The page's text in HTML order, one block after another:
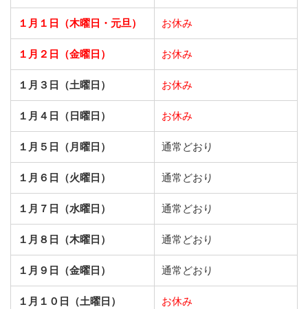
１月１日（木曜日・元旦） お休み
１月２日（金曜日） お休み
１月３日（土曜日） お休み
１月４日（日曜日） お休み
１月５日（月曜日） 通常どおり
１月６日（火曜日） 通常どおり
１月７日（水曜日） 通常どおり
１月８日（木曜日） 通常どおり
１月９日（金曜日） 通常どおり
１月１０日（土曜日） お休み